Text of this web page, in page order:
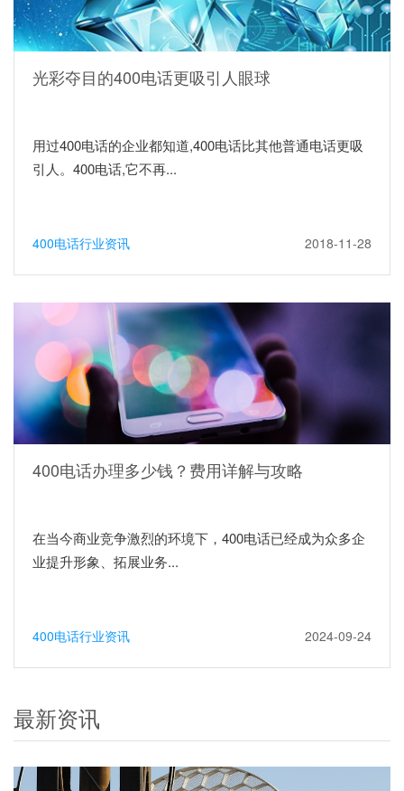
光彩夺目的400电话更吸引人眼球
用过400电话的企业都知道,400电话比其他普通电话更吸
引人。400电话,它不再...
400电话行业资讯 2018-11-28
400电话办理多少钱？费用详解与攻略
在当今商业竞争激烈的环境下，400电话已经成为众多企
业提升形象、拓展业务...
400电话行业资讯 2024-09-24
最新资讯